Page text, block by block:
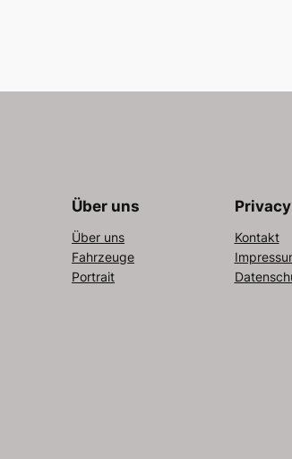
Über uns
Über uns
Fahrzeuge
Portrait
Privacy
Kontakt